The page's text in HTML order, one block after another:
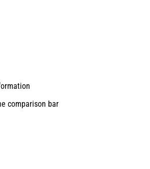
comparison bar